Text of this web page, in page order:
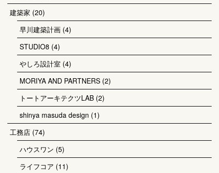
建築家 (20)
早川建築計画 (4)
STUDIO8 (4)
やしろ設計室 (4)
MORIYA AND PARTNERS (2)
トートアーキテクツLAB (2)
shinya masuda design (1)
工務店 (74)
ハウスワン (5)
ライフコア (11)